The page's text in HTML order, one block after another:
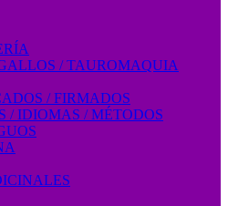
/ TAUROMAQUIA
/ FIRMADOS
/ IDIOMAS / MÉTODOS